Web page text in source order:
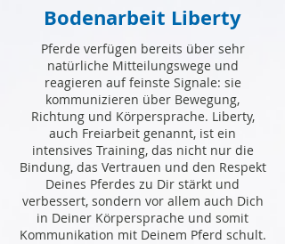
Bodenarbeit Liberty
Pferde verfügen bereits über sehr
natürliche Mitteilungswege und
reagieren auf feinste Signale: sie
kommunizieren über Bewegung,
Richtung und Körpersprache. Liberty,
auch Freiarbeit genannt, ist ein
intensives Training, das nicht nur die
Bindung, das Vertrauen und den Respekt
Deines Pferdes zu Dir stärkt und
verbessert, sondern vor allem auch Dich
in Deiner Körpersprache und somit
Kommunikation mit Deinem Pferd schult.